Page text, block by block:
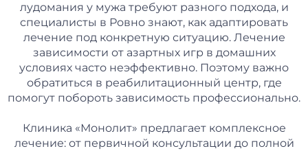
лудомания у мужа требуют разного подхода, и
специалисты в Ровно знают, как адаптировать
лечение под конкретную ситуацию. Лечение
зависимости от азартных игр в домашних
условиях часто неэффективно. Поэтому важно
обратиться в реабилитационный центр, где
помогут побороть зависимость профессионально.
Клиника «Монолит» предлагает комплексное
лечение: от первичной консультации до полной